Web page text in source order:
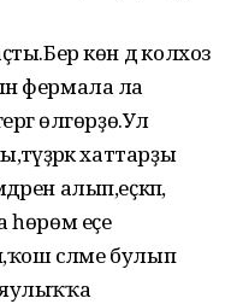
көн дә колхоз
фермала ла
өлгөрҙө.Ул
хаттарҙы
алып,еҫкәп,
һөрөм еҫе
сәләме булып